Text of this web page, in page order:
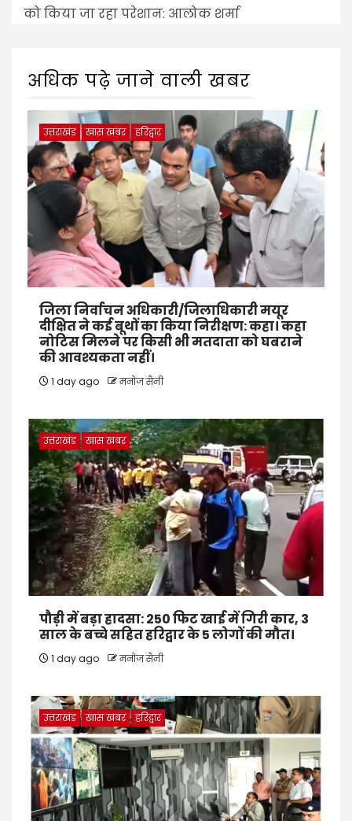
को किया जा रहा परेशान: आलोक शर्मा
अधिक पढ़े जाने वाली खबर
उत्तराखंड खास खबर हरिद्वार
जिला निर्वाचन अधिकारी/जिलाधिकारी मयूर
दीक्षित ने कई बूथों का किया निरीक्षण: कहा। कहा
नोटिस मिलने पर किसी भी मतदाता को घबराने
की आवश्यकता नहीं।
1 day ago मनोज सैनी
उत्तराखंड खास खबर
पौड़ी में बड़ा हादसा: 250 फिट खाई में गिरी कार, 3
साल के बच्चे सहित हरिद्वार के 5 लोगों की मौत।
1 day ago मनोज सैनी
उत्तराखंड खास खबर हरिद्वार